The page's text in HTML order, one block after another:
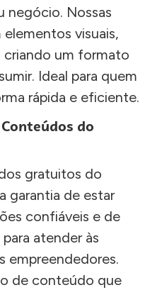
negócio. Nossas
visuais,
um formato
Ideal para quem
rápida e eficiente.
do
gratuitos do
garantia de estar
confiáveis e de
atender às
empreendedores.
de conteúdo que